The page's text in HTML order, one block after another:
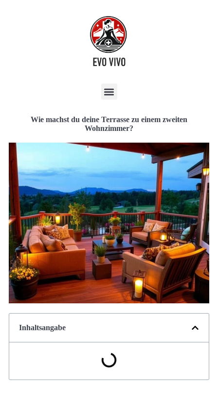
Wie machst du deine Terrasse zu einem zweiten
Wohnzimmer?
Inhaltsangabe